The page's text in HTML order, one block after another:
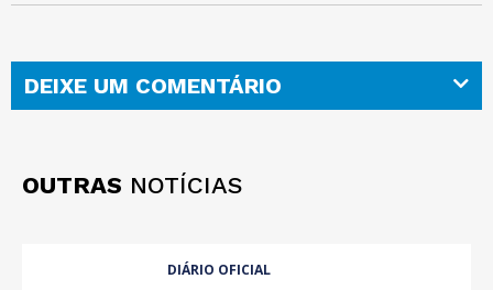
DEIXE UM COMENTÁRIO
OUTRAS NOTÍCIAS
DIÁRIO OFICIAL